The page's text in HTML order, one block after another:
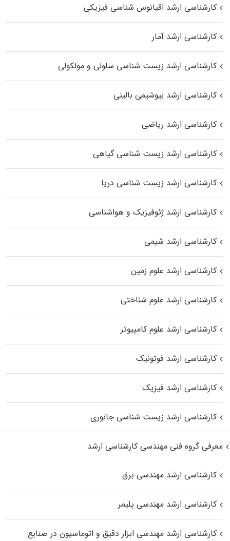
کارشناسی ارشد اقیانوس‌ شناسی فیزیکی
کارشناسی ارشد آمار
کارشناسی ارشد زیست شناسی سلولی و مولکولی
کارشناسی ارشد بیوشیمی بالینی
کارشناسی ارشد ریاضی
کارشناسی ارشد زیست‌ شناسی گیاهی
کارشناسی ارشد زیست‌ شناسی دریا
کارشناسی ارشد ژئوفیزیک و هواشناسی
کارشناسی ارشد شیمی
کارشناسی ارشد علوم زمین
کارشناسی ارشد علوم شناختی
کارشناسی ارشد علوم کامپیوتر
کارشناسی ارشد فوتونیک
کارشناسی ارشد فیزیک
کارشناسی ارشد زیست‌ شناسی جانوری
معرفی گروه فنی مهندسی کارشناسی ارشد
کارشناسی ارشد مهندسی برق
کارشناسی ارشد مهندسی پلیمر
کارشناسی ارشد مهندسی ابزار دقیق و اتوماسیون در صنایع